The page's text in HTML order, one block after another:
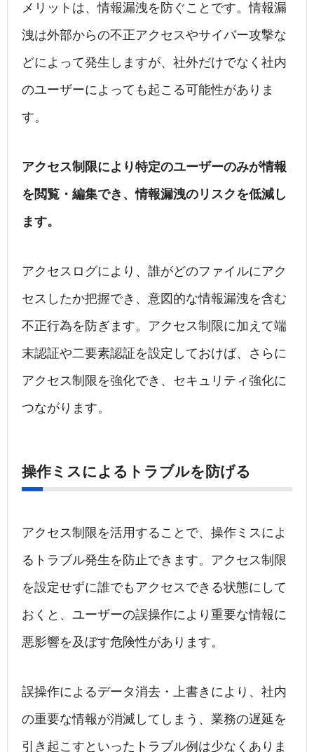
メリットは、情報漏洩を防ぐことです。情報漏
洩は外部からの不正アクセスやサイバー攻撃な
どによって発生しますが、社外だけでなく社内
のユーザーによっても起こる可能性がありま
す。
アクセス制限により特定のユーザーのみが情報
を閲覧・編集でき、情報漏洩のリスクを低減し
ます。
アクセスログにより、誰がどのファイルにアク
セスしたか把握でき、意図的な情報漏洩を含む
不正行為を防ぎます。アクセス制限に加えて端
末認証や二要素認証を設定しておけば、さらに
アクセス制限を強化でき、セキュリティ強化に
つながります。
操作ミスによるトラブルを防げる
アクセス制限を活用することで、操作ミスによ
るトラブル発生を防止できます。アクセス制限
を設定せずに誰でもアクセスできる状態にして
おくと、ユーザーの誤操作により重要な情報に
悪影響を及ぼす危険性があります。
誤操作によるデータ消去・上書きにより、社内
の重要な情報が消滅してしまう、業務の遅延を
引き起こすといったトラブル例は少なくありま